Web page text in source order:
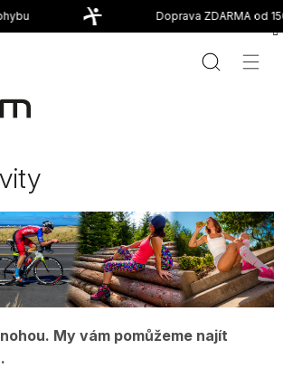
Doprava ZDARMA od
My vám pomůžeme najít